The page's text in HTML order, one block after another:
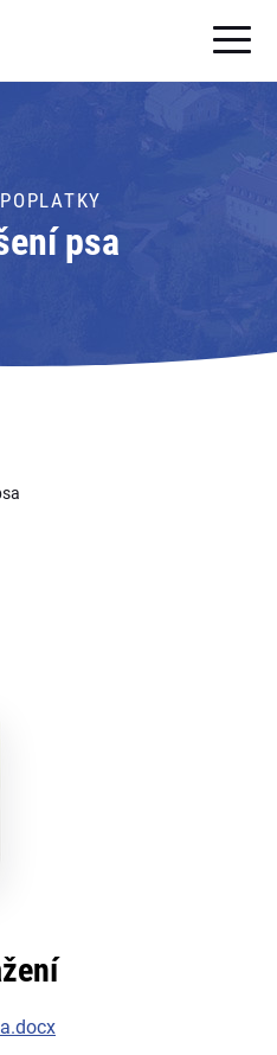
ÚŘAD
ke staženípsa